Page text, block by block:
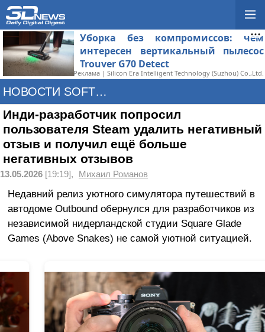
Уборка без компромиссов: чем
интересен вертикальный пылесос
Trouver G70 Detect
Реклама | Silicon Era Intelligent Technology (Suzhou) Co.,Ltd.
НОВОСТИ SOFTWARE
Инди-разработчик попросил
пользователя Steam удалить негативный
отзыв и получил ещё больше
негативных отзывов
13.05.2026 [19:19], Михаил Романов
Недавний релиз уютного симулятора путешествий в
автодоме Outbound обернулся для разработчиков из
независимой нидерландской студии Square Glade
Games (Above Snakes) не самой уютной ситуацией.